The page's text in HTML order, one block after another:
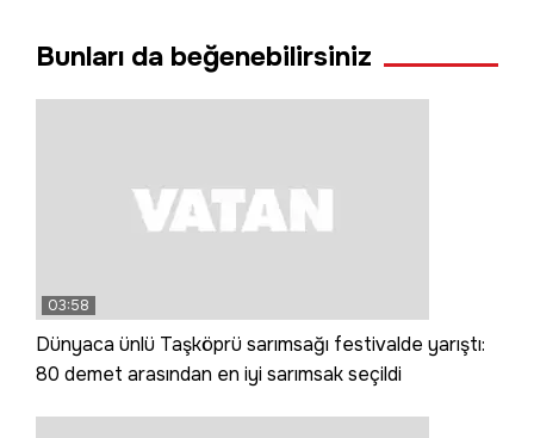
Bunları da beğenebilirsiniz
03:58
Dünyaca ünlü Taşköprü sarımsağı festivalde yarıştı:
80 demet arasından en iyi sarımsak seçildi